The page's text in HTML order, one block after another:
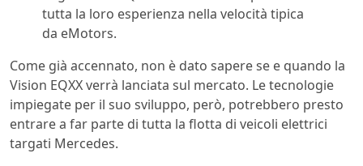
tutta la loro esperienza nella velocità tipica
da eMotors.
Come già accennato, non è dato sapere se e quando la
Vision EQXX verrà lanciata sul mercato. Le tecnologie
impiegate per il suo sviluppo, però, potrebbero presto
entrare a far parte di tutta la flotta di veicoli elettrici
targati Mercedes.